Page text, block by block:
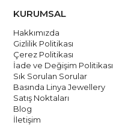
KURUMSAL
Hakkımızda
Gizlilik Politikası
Çerez Politikası
İade ve Değişim Politikası
Sık Sorulan Sorular
Basında Linya Jewellery
Satış Noktaları
Blog
İletişim